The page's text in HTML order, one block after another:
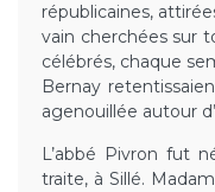
républicaines,
vain cherchées sur
célébrés, chaque
Bernay
agenouillée autour
L’abbé Pivron fut
traite, à Sillé.